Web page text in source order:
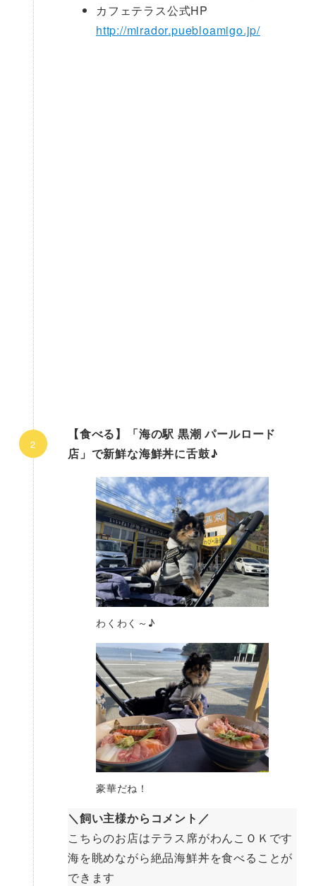
カフェテラス公式HP
http://mirador.puebloamigo.jp/
【食べる】「海の駅 黒潮 パールロード
店」で新鮮な海鮮丼に舌鼓♪
わくわく～♪
豪華だね！
＼飼い主様からコメント／
こちらのお店はテラス席がわんこＯＫです
海を眺めながら絶品海鮮丼を食べることが
できます